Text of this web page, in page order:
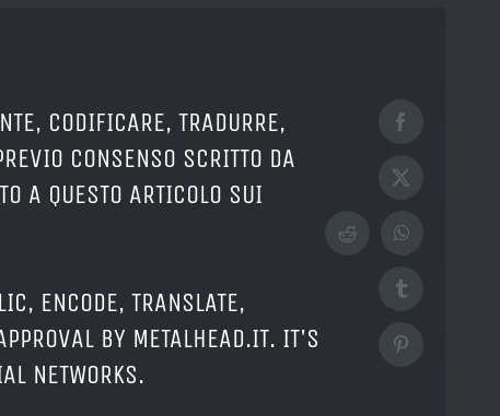
CODIFICARE, TRADURRE,
CONSENSO SCRITTO DA
A QUESTO ARTICOLO SUI
ENCODE, TRANSLATE,
BY METALHEAD.IT. IT'S
NETWORKS.
Facebook
X
RedditWhatsApp
Tumblr
Pinterest